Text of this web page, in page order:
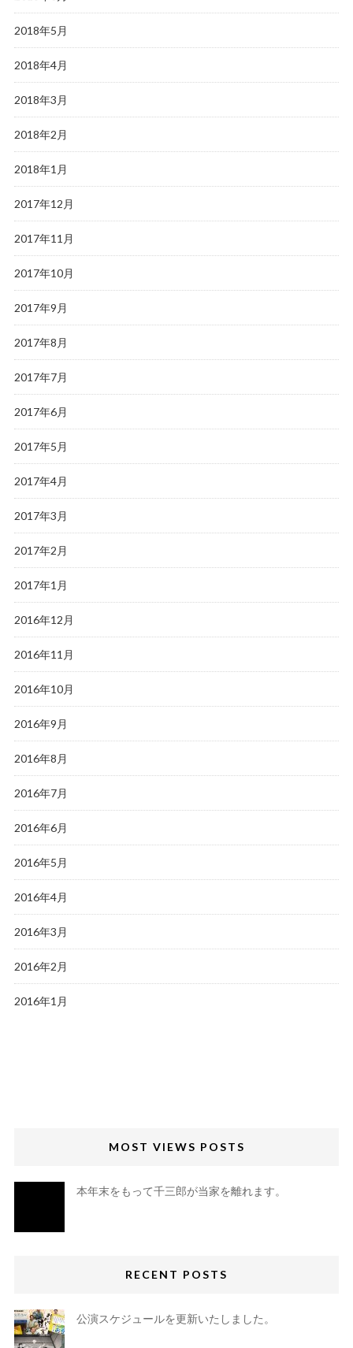
2018年5月
2018年4月
2018年3月
2018年2月
2018年1月
2017年12月
2017年11月
2017年10月
2017年9月
2017年8月
2017年7月
2017年6月
2017年5月
2017年4月
2017年3月
2017年2月
2017年1月
2016年12月
2016年11月
2016年10月
2016年9月
2016年8月
2016年7月
2016年6月
2016年5月
2016年4月
2016年3月
2016年2月
2016年1月
MOST VIEWS POSTS
本年末をもって千三郎が当家を離れます。
RECENT POSTS
公演スケジュールを更新いたしました。